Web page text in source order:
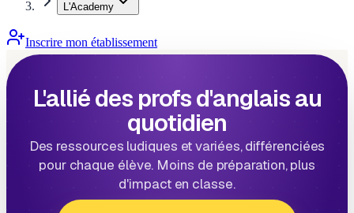
L'Academy
Inscrire mon établissement
L'allié des profs d'anglais au
quotidien
Des ressources ludiques et variées, différenciées
pour chaque élève. Moins de préparation, plus
d'impact en classe.